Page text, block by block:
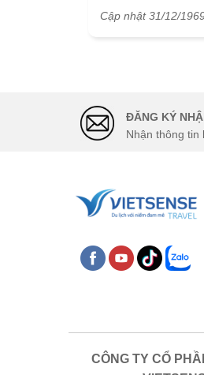
Cập nhật 31/12/
ĐĂNG KÝ
Nhận thông tin
CÔNG TY CỔ